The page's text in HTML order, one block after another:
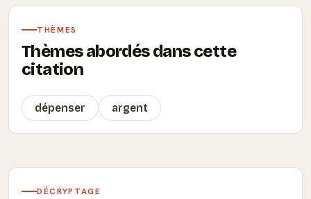
THÈMES
Thèmes abordés dans cette
citation
dépenser argent
DÉCRYPTAGE